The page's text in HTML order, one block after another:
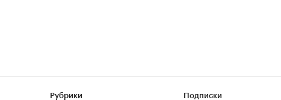
Рубрики Подписки